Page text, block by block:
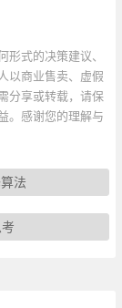
式的决策建议、
以商业售卖、虚假
分享或转载，请保
。感谢您的理解与
法